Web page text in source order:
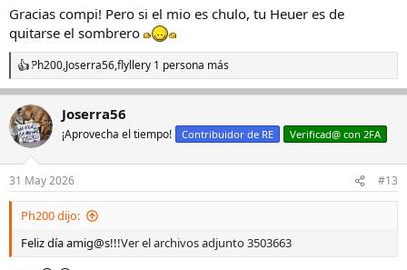
Gracias compi! Pero si el mio es chulo, tu Heuer es de
quitarse el sombrero
R
e
a
c
c
i
e
s
Ph200,Joserra56,flyllery 1 persona más
Joserra56
¡Aprovecha el tiempo! Contribuidor de RE Verificad@ con 2FA
31 May 2026 #13
Ph200 dijo:
Feliz día amig@s!!!Ver el archivos adjunto 3503663